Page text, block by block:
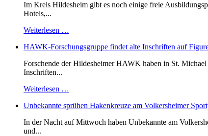
Im Kreis Hildesheim gibt es noch einige freie
Hotels,...
Weiterlesen …
HAWK-Forschungsgruppe findet alte Inschriften auf
Forschende der Hildesheimer HAWK haben in St.
Inschriften...
Weiterlesen …
Unbekannte sprühen Hakenkreuze am Volkersheimer
In der Nacht auf Mittwoch haben Unbekannte am
und...